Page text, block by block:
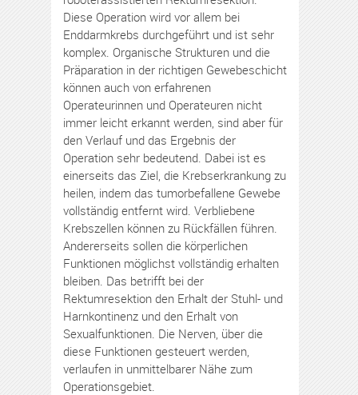
Diese Operation wird vor allem bei
Enddarmkrebs durchgeführt und ist sehr
komplex. Organische Strukturen und die
Präparation in der richtigen Gewebeschicht
können auch von erfahrenen
Operateurinnen und Operateuren nicht
immer leicht erkannt werden, sind aber für
den Verlauf und das Ergebnis der
Operation sehr bedeutend. Dabei ist es
einerseits das Ziel, die Krebserkrankung zu
heilen, indem das tumorbefallene Gewebe
vollständig entfernt wird. Verbliebene
Krebszellen können zu Rückfällen führen.
Andererseits sollen die körperlichen
Funktionen möglichst vollständig erhalten
bleiben. Das betrifft bei der
Rektumresektion den Erhalt der Stuhl- und
Harnkontinenz und den Erhalt von
Sexualfunktionen. Die Nerven, über die
diese Funktionen gesteuert werden,
verlaufen in unmittelbarer Nähe zum
Operationsgebiet.